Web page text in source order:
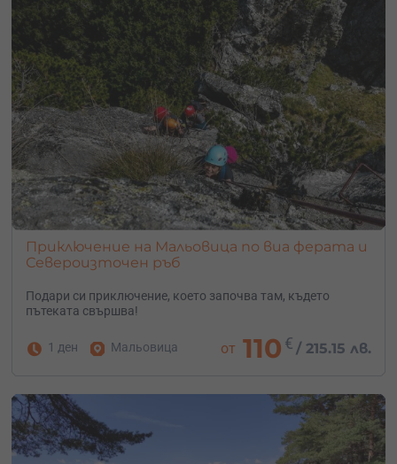
Приключение на Мальовица по виа ферата и
Североизточен ръб
Подари си приключение, което започва там, където
пътеката свършва!
1 ден Мальовица от 110 € /215.15 лв.